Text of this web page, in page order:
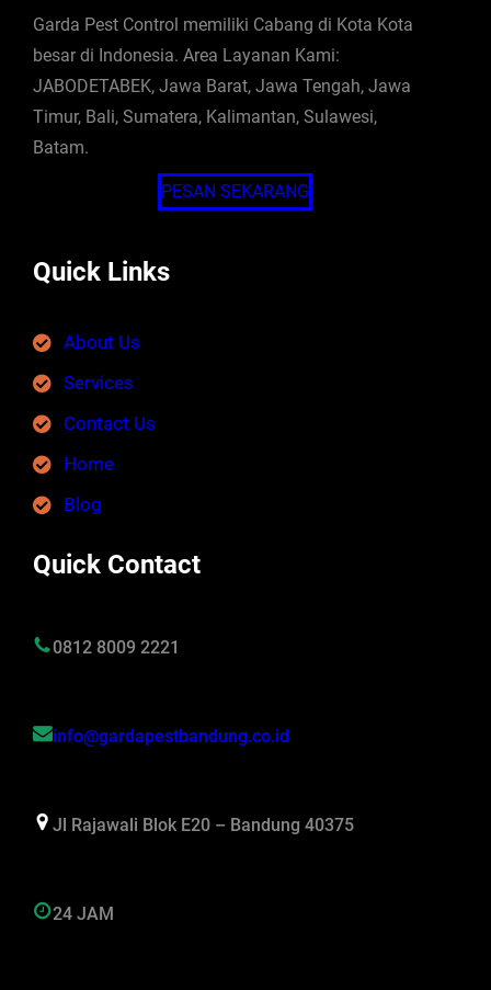
Garda Pest Control memiliki Cabang di Kota Kota
besar di Indonesia. Area Layanan Kami:
JABODETABEK, Jawa Barat, Jawa Tengah, Jawa
Timur, Bali, Sumatera, Kalimantan, Sulawesi,
Batam.
PESAN SEKARANG
Quick Links
About Us
Services
Contact Us
Home
Blog
Quick Contact
0812 8009 2221
info@gardapestbandung.co.id
Jl Rajawali Blok E20 – Bandung 40375
24 JAM